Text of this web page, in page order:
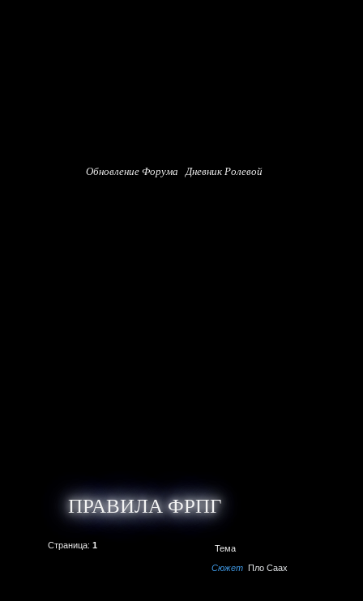
Обновление Форума Дневник Ролевой
ПРАВИЛА ФРПГ
Страница: 1
Тема
Сюжет Пло Саах